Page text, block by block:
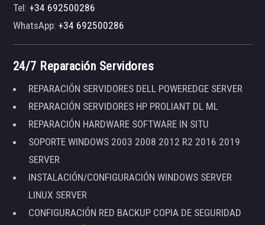
Tel:+34 692500286
WhatsApp:+34 692500286
24/7 Reparación Servidores
REPARACIÓN SERVIDORES DELL POWEREDGE SERVER
REPARACIÓN SERVIDORES HP PROLIANT DL ML
REPARACIÓN HARDWARE SOFTWARE IN SITU
SOPORTE WINDOWS 2003 2008 2012 R2 2016 2019
SERVER
INSTALACIÓN/CONFIGURACIÓN WINDOWS SERVER
LINUX SERVER
CONFIGURACIÓN RED BACKUP COPIA DE SEGURIDAD